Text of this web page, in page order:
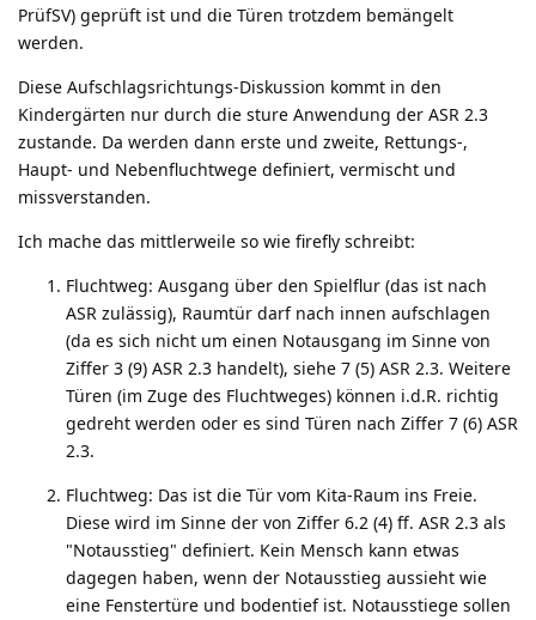
PrüfSV) geprüft ist und die Türen trotzdem bemängelt
werden.
Diese Aufschlagsrichtungs-Diskussion kommt in den
Kindergärten nur durch die sture Anwendung der ASR 2.3
zustande. Da werden dann erste und zweite, Rettungs-,
Haupt- und Nebenfluchtwege definiert, vermischt und
missverstanden.
Ich mache das mittlerweile so wie firefly schreibt:
Fluchtweg: Ausgang über den Spielflur (das ist nach
ASR zulässig), Raumtür darf nach innen aufschlagen
(da es sich nicht um einen Notausgang im Sinne von
Ziffer 3 (9) ASR 2.3 handelt), siehe 7 (5) ASR 2.3. Weitere
Türen (im Zuge des Fluchtweges) können i.d.R. richtig
gedreht werden oder es sind Türen nach Ziffer 7 (6) ASR
2.3.
Fluchtweg: Das ist die Tür vom Kita-Raum ins Freie.
Diese wird im Sinne der von Ziffer 6.2 (4) ff. ASR 2.3 als
"Notausstieg" definiert. Kein Mensch kann etwas
dagegen haben, wenn der Notausstieg aussieht wie
eine Fenstertüre und bodentief ist. Notausstiege sollen